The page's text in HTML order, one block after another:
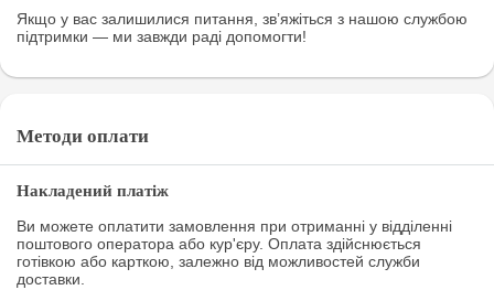
Якщо у вас залишилися питання, зв’яжіться з нашою службою
підтримки — ми завжди раді допомогти!
Методи оплати
Накладений платіж
Ви можете оплатити замовлення при отриманні у відділенні
поштового оператора або кур'єру. Оплата здійснюється
готівкою або карткою, залежно від можливостей служби
доставки.